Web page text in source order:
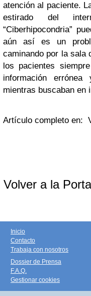
atención al paciente.
estirado del
“Ciberhipocondria”
aún así es un
caminando por la sala
los pacientes
información errónea
mientras buscaban en
Artículo completo en:
Volver a la
Inicio
Contacto
Trabaja con nosotros
Dossier de Prensa
F.A.Q.
Gestionar cookies